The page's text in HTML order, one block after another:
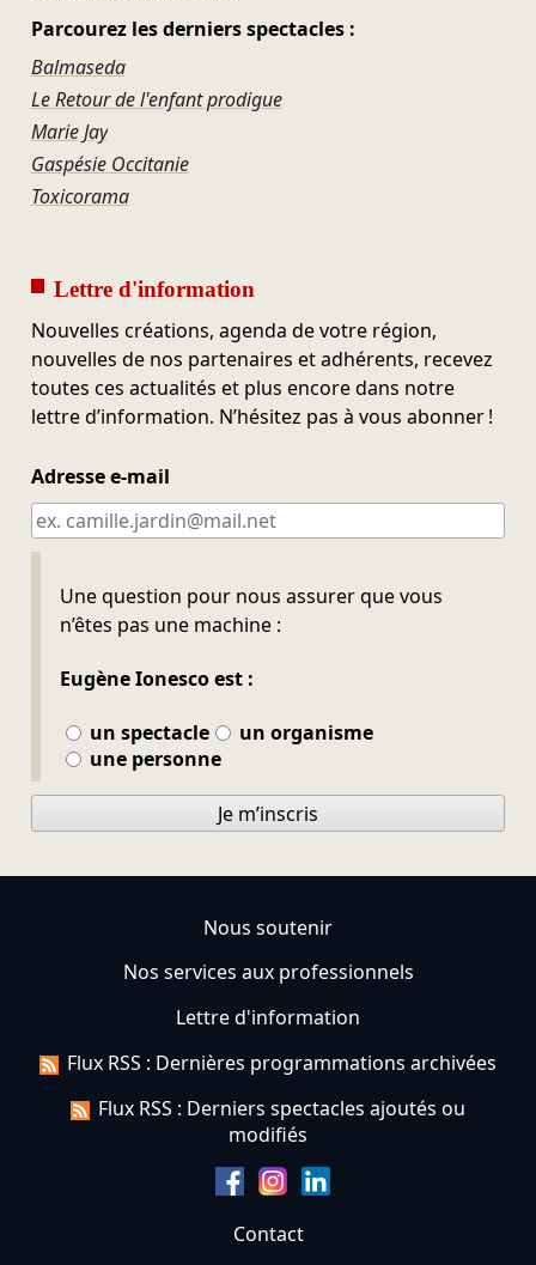
Parcourez les derniers spectacles :
Balmaseda
Le Retour de l'enfant prodigue
Marie Jay
Gaspésie Occitanie
Toxicorama
Lettre d'information
Nouvelles créations, agenda de votre région,
nouvelles de nos partenaires et adhérents, recevez
toutes ces actualités et plus encore dans notre
lettre d’information. N’hésitez pas à vous abonner !
Adresse e-mail
Une question pour nous assurer que vous
n’êtes pas une machine :
Eugène Ionesco est :
un spectacle
un organisme
une personne
Ne pas remplir
Je m’inscris
Nous soutenir
Nos services aux professionnels
Lettre d'information
Flux RSS : Dernières programmations archivées
Flux RSS : Derniers spectacles ajoutés ou
modifiés
Contact